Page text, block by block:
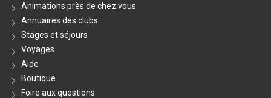
Animations près de chez vous
Annuaires des clubs
Stages et séjours
Voyages
Aide
Boutique
Foire aux questions